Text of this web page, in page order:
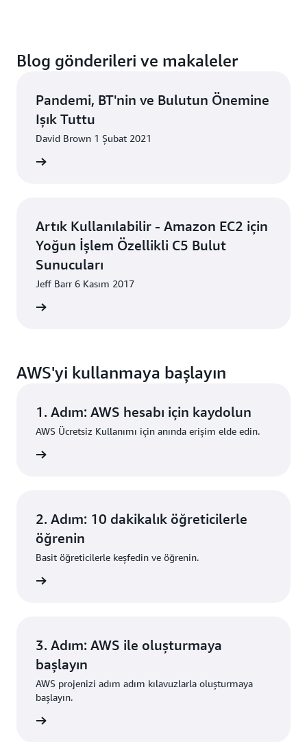
Blog gönderileri ve makaleler
Pandemi, BT'nin ve Bulutun Önemine
Işık Tuttu
David Brown 1 Şubat 2021
Artık Kullanılabilir - Amazon EC2 için
Yoğun İşlem Özellikli C5 Bulut
Sunucuları
Jeff Barr 6 Kasım 2017
AWS'yi kullanmaya başlayın
1. Adım: AWS hesabı için kaydolun
AWS Ücretsiz Kullanımı için anında erişim elde edin.
2. Adım: 10 dakikalık öğreticilerle
öğrenin
Basit öğreticilerle keşfedin ve öğrenin.
3. Adım: AWS ile oluşturmaya
başlayın
AWS projenizi adım adım kılavuzlarla oluşturmaya
başlayın.